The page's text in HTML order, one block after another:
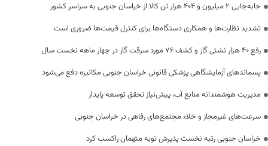
جابه‌جایی 2 میلیون و 404 هزار تن کالا از خراسان جنوبی به سراسر کشور
تشدید نظارت‌ها و همکاری دستگاه‌ها برای کنترل قیمت‌ها ضروری است
رفع 40 هزار نشتی گاز و کشف 76 مورد سرقت گاز در چهار ماهه نخست سال
پسماندهای آزمایشگاهی پزشکی قانونی خراسان جنوبی مکانیزه دفع می‌شود
مدیریت هوشمندانه منابع آب، پیش‌نیاز تحقق توسعه پایدار
سرعت‌های غیرمجاز و خلاء مجتمع‌های رفاهی در خراسان جنوبی
خراسان جنوبی رتبه نخست پذیرش توبه متهمان راکسب کرد